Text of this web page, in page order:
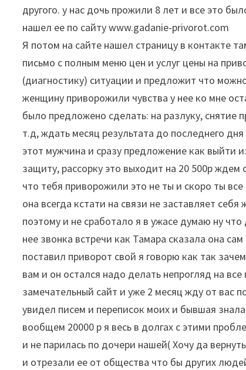
другого. у нас дочь прожили 8 лет и все это
нашел ее по сайту www.gadanie-privorot.com
Я потом на сайте нашел страницу в контакте
письмо с полным меню цен и услуг цены на
(диагностику) ситуации и предложит что
женщину приворожили чувства у нее ко мне
было предложено сделать: на разлуку, снятие
т.д, ждать месяц результата до последнего
этот мужчина и сразу предложение как выйти
защиту, рассорку это выходит на 20 500р ждем
что тебя приворожили это не ты и скоро ты
она всегда кстати на связи не заставляет
поэтому и не сработало я в ужасе думаю ну
нее звонка встречи как Тамара сказала она
поставил приворот свой я говорю как так
вам и он остался надо делать непрогляд на
замечательный сайт и уже 2 месяц жду от вас
увидел писем и переписок моих и бывшая
вообщем 20000 р я весь в долгах с этими
и не парилась по дочери нашей( Хочу да
и отрезали ее от общества что бы других